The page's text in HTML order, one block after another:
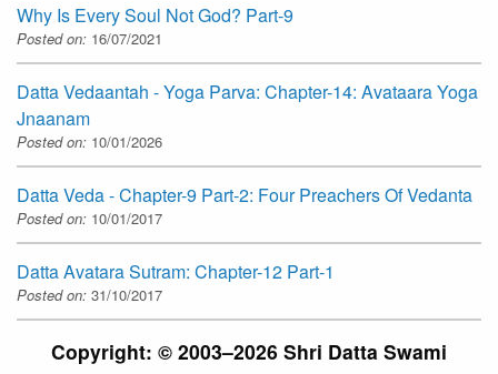
Why Is Every Soul Not God? Part-9
Posted on: 16/07/2021
Datta Vedaantah - Yoga Parva: Chapter-14: Avataara Yoga
Jnaanam
Posted on: 10/01/2026
Datta Veda - Chapter-9 Part-2: Four Preachers Of Vedanta
Posted on: 10/01/2017
Datta Avatara Sutram: Chapter-12 Part-1
Posted on: 31/10/2017
Copyright: © 2003–2026 Shri Datta Swami